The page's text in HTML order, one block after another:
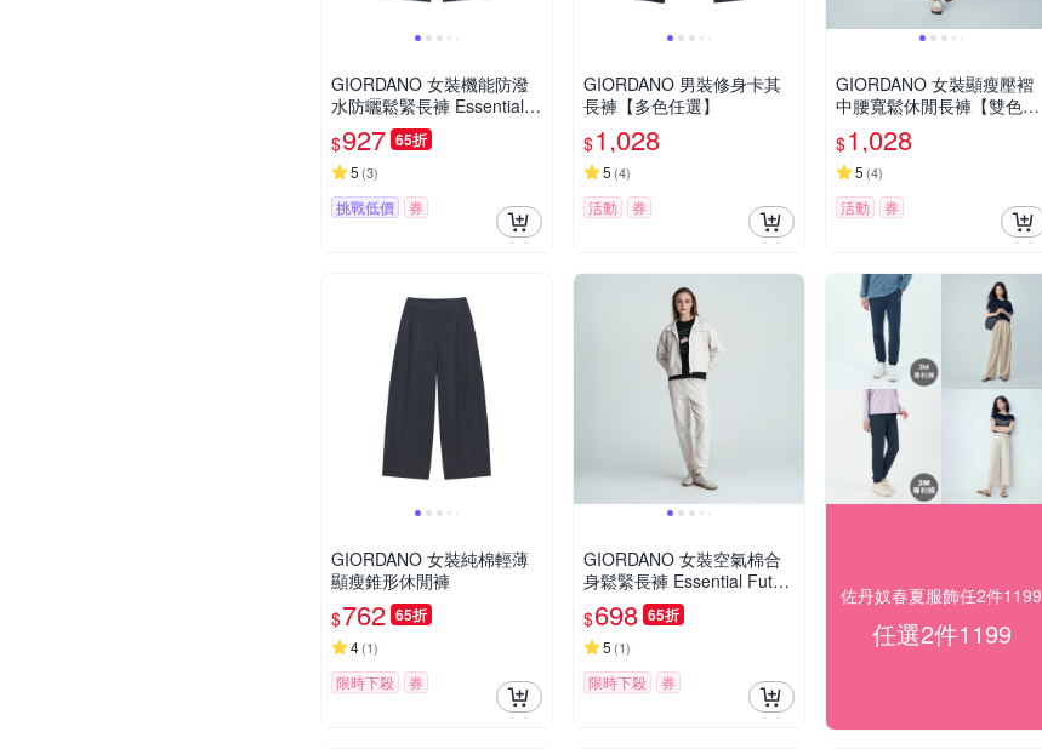
GIORDANO 女裝機能防潑
水防曬鬆緊長褲 Essential F
uture系列
$927 65折
5 (3)
挑戰低價 券
GIORDANO 男裝修身卡其
長褲【多色任選】
$1,028
5 (4)
活動 券
GIORDANO 女裝顯瘦壓褶
中腰寬鬆休閒長褲【雙色任
選】
$1,028
5 (4)
活動 券
GIORDANO 女裝純棉輕薄
顯瘦錐形休閒褲
$762 65折
4(1)
限時下殺 券
GIORDANO 女裝空氣棉合
身鬆緊長褲 Essential Futur
e系列【多色任選】
$698 65折
5 (1)
限時下殺 券
佐丹奴春夏服飾任2件1199
任選2件1199